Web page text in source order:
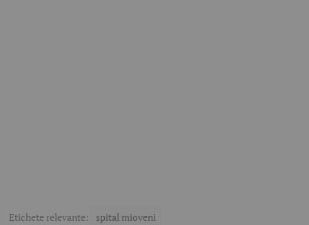
Etichete relevante: spital mioveni